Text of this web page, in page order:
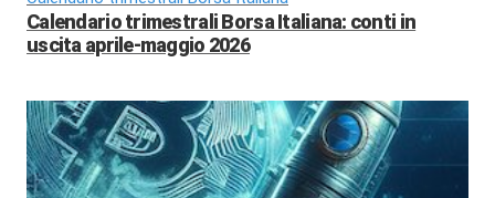
Calendario trimestrali Borsa Italiana: conti in
uscita aprile-maggio 2026